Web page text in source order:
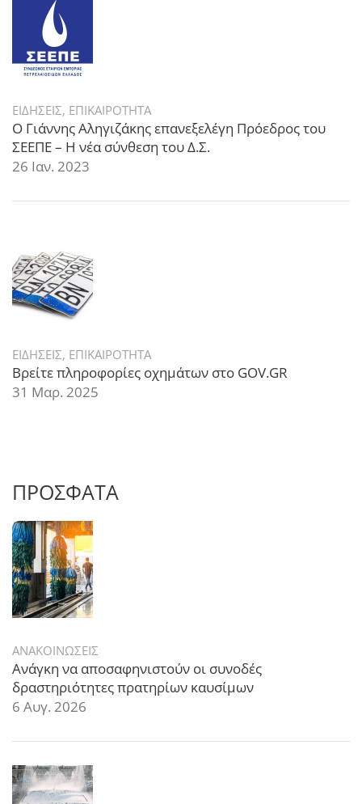
ΕΙΔΗΣΕΙΣ, ΕΠΙΚΑΙΡΟΤΗΤΑ
Ο Γιάννης Αληγιζάκης επανεξελέγη Πρόεδρος του
ΣΕΕΠΕ – Η νέα σύνθεση του Δ.Σ.
26 Ιαν. 2023
ΕΙΔΗΣΕΙΣ, ΕΠΙΚΑΙΡΟΤΗΤΑ
Βρείτε πληροφορίες οχημάτων στο GOV.GR
31 Μαρ. 2025
ΠΡΟΣΦΑΤΑ
ΑΝΑΚΟΙΝΩΣΕΙΣ
Ανάγκη να αποσαφηνιστούν οι συνοδές
δραστηριότητες πρατηρίων καυσίμων
6 Αυγ. 2026